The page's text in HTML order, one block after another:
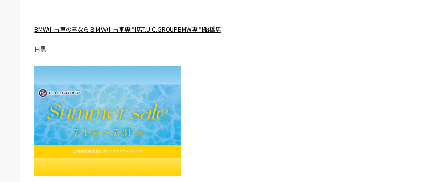
BMW中古車の事ならＢＭＷ中古車専門店T.U.C.GROUPBMW専門船橋店
目黒